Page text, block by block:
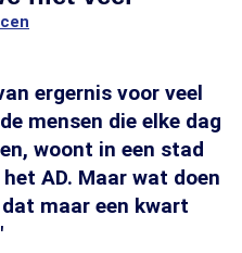
ergernis voor veel
mensen die elke dag
woont in een stad
AD. Maar wat doen
dat maar een kwart